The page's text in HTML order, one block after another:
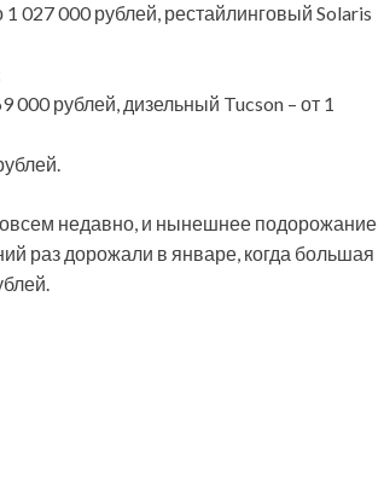
027 000 рублей, рестайлинговый Solaris
000 рублей, дизельный Tucson – от 1
недавно, и нынешнее подорожание
раз дорожали в январе, когда большая